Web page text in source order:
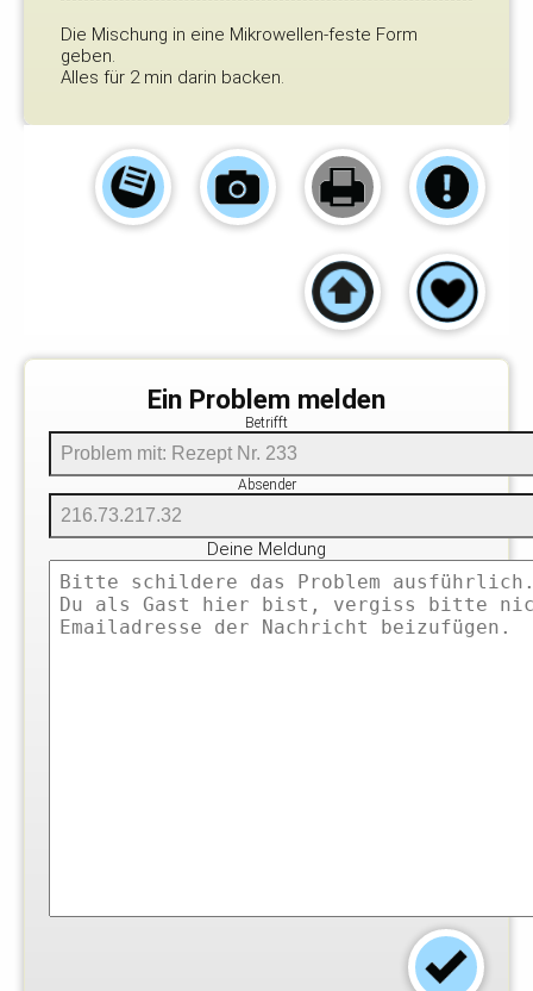
Die Mischung in eine Mikrowellen-feste Form
geben.
Alles für 2 min darin backen.
Ein Problem melden
Betrifft
Absender
Deine Meldung